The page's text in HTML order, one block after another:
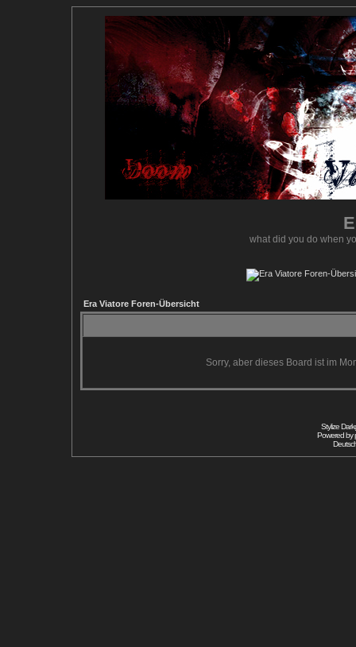
what did you do when
Era Viatore Foren-Übersicht
Sorry, aber dieses Board ist im
Stylize
Powered by